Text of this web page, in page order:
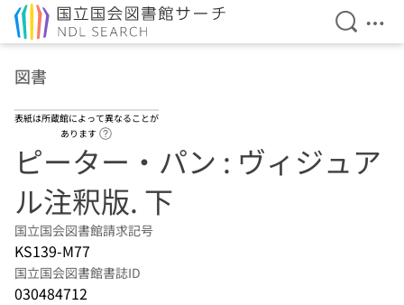
検索を
メ
図書
表紙は所蔵館によって異なることが
あります
ピーター・パン : ヴィジュア
ル注釈版. 下
国立国会図書館請求記号
KS139-M77
国立国会図書館書誌ID
030484712